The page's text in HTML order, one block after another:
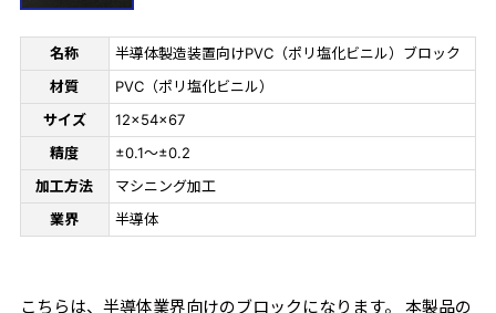
名称
半導体製造装置向けPVC（ポリ塩化ビニル）ブロック
材質
PVC（ポリ塩化ビニル）
サイズ
12×54×67
精度
±0.1～±0.2
加工方法
マシニング加工
業界
半導体
こちらは、半導体業界向けのブロックになります。 本製品の